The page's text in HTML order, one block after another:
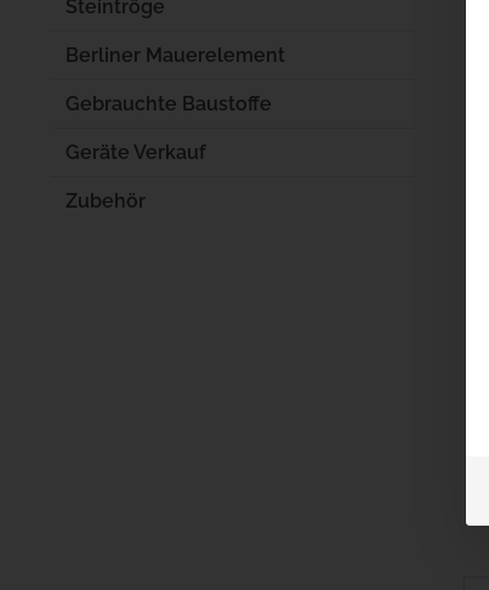
Steintröge
Berliner Mauerelement
Gebrauchte Baustoffe
Geräte Verkauf
Zubehör